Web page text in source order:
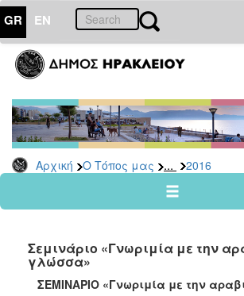
GR EN
Αρχική Ο Τόπος μας ... 2016
ΤΟΠΟΣ
ΜΑΣ
Ανακοινώσεις
Αρχείο
2026
2024
2022
2021
Σεμινάριο «Γνωριμία με την
γλώσσα»
ΣΕΜΙΝΑΡΙΟ «Γνωριμία με την